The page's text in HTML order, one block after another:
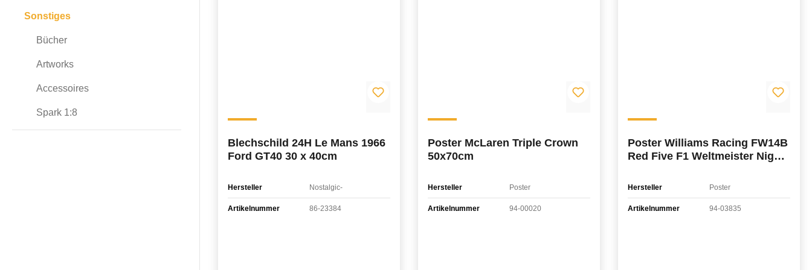
Sonstiges
Bücher
Artworks
Accessoires
Spark 1:8
Blechschild 24H Le Mans 1966
Ford GT40 30 x 40cm
Hersteller Nostalgic-
Artikelnummer 86-23384
Poster McLaren Triple Crown
50x70cm
Hersteller Poster
Artikelnummer 94-00020
Poster Williams Racing FW14B
Red Five F1 Weltmeister Nigel
Hersteller Poster
Artikelnummer 94-03835